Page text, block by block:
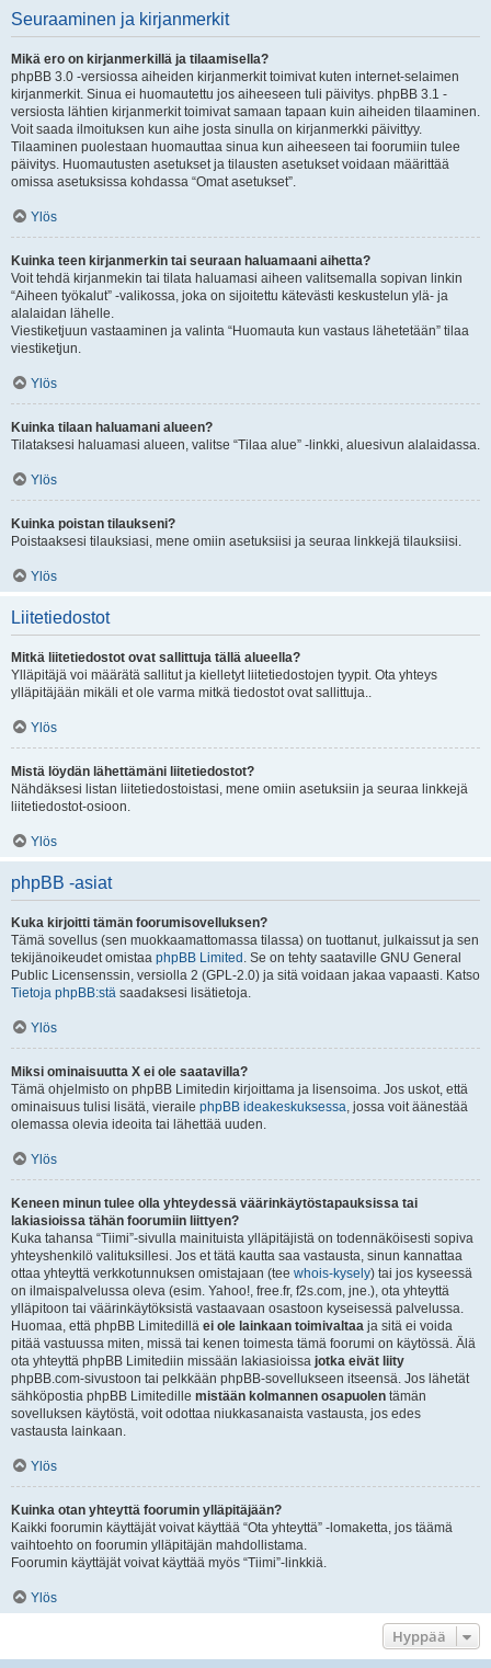
Seuraaminen ja kirjanmerkit
Mikä ero on kirjanmerkillä ja tilaamisella?
phpBB 3.0 -versiossa aiheiden kirjanmerkit toimivat kuten internet-selaimen
kirjanmerkit. Sinua ei huomautettu jos aiheeseen tuli päivitys. phpBB 3.1 -
versiosta lähtien kirjanmerkit toimivat samaan tapaan kuin aiheiden tilaaminen.
Voit saada ilmoituksen kun aihe josta sinulla on kirjanmerkki päivittyy.
Tilaaminen puolestaan huomauttaa sinua kun aiheeseen tai foorumiin tulee
päivitys. Huomautusten asetukset ja tilausten asetukset voidaan määrittää
omissa asetuksissa kohdassa “Omat asetukset”.
Ylös
Kuinka teen kirjanmerkin tai seuraan haluamaani aihetta?
Voit tehdä kirjanmekin tai tilata haluamasi aiheen valitsemalla sopivan linkin
“Aiheen työkalut” -valikossa, joka on sijoitettu kätevästi keskustelun ylä- ja
alalaidan lähelle.
Viestiketjuun vastaaminen ja valinta “Huomauta kun vastaus lähetetään” tilaa
viestiketjun.
Ylös
Kuinka tilaan haluamani alueen?
Tilataksesi haluamasi alueen, valitse “Tilaa alue” -linkki, aluesivun alalaidassa.
Ylös
Kuinka poistan tilaukseni?
Poistaaksesi tilauksiasi, mene omiin asetuksiisi ja seuraa linkkejä tilauksiisi.
Ylös
Liitetiedostot
Mitkä liitetiedostot ovat sallittuja tällä alueella?
Ylläpitäjä voi määrätä sallitut ja kielletyt liitetiedostojen tyypit. Ota yhteys
ylläpitäjään mikäli et ole varma mitkä tiedostot ovat sallittuja..
Ylös
Mistä löydän lähettämäni liitetiedostot?
Nähdäksesi listan liitetiedostoistasi, mene omiin asetuksiin ja seuraa linkkejä
liitetiedostot-osioon.
Ylös
phpBB -asiat
Kuka kirjoitti tämän foorumisovelluksen?
Tämä sovellus (sen muokkaamattomassa tilassa) on tuottanut, julkaissut ja sen
tekijänoikeudet omistaa phpBB Limited . Se on tehty saataville GNU General
Public Licensenssin, versiolla 2 (GPL-2.0) ja sitä voidaan jakaa vapaasti. Katso
Tietoja phpBB:stä saadaksesi lisätietoja.
Ylös
Miksi ominaisuutta X ei ole saatavilla?
Tämä ohjelmisto on phpBB Limitedin kirjoittama ja lisensoima. Jos uskot, että
ominaisuus tulisi lisätä, vieraile phpBB ideakeskuksessa, jossa voit äänestää
olemassa olevia ideoita tai lähettää uuden.
Ylös
Keneen minun tulee olla yhteydessä väärinkäytöstapauksissa tai
lakiasioissa tähän foorumiin liittyen?
Kuka tahansa “Tiimi”-sivulla mainituista ylläpitäjistä on todennäköisesti sopiva
yhteyshenkilö valituksillesi. Jos et tätä kautta saa vastausta, sinun kannattaa
ottaa yhteyttä verkkotunnuksen omistajaan (tee whois-kysely) tai jos kyseessä
on ilmaispalvelussa oleva (esim. Yahoo!, free.fr, f2s.com, jne.), ota yhteyttä
ylläpitoon tai väärinkäytöksistä vastaavaan osastoon kyseisessä palvelussa.
Huomaa, että phpBB Limitedillä ei ole lainkaan toimivaltaa ja sitä ei voida
pitää vastuussa miten, missä tai kenen toimesta tämä foorumi on käytössä. Älä
ota yhteyttä phpBB Limitediin missään lakiasioissa jotka eivät liity
phpBB.com-sivustoon tai pelkkään phpBB-sovellukseen itseensä. Jos lähetät
sähköpostia phpBB Limitedille mistään kolmannen osapuolen tämän
sovelluksen käytöstä, voit odottaa niukkasanaista vastausta, jos edes
vastausta lainkaan.
Ylös
Kuinka otan yhteyttä foorumin ylläpitäjään?
Kaikki foorumin käyttäjät voivat käyttää “Ota yhteyttä” -lomaketta, jos täämä
vaihtoehto on foorumin ylläpitäjän mahdollistama.
Foorumin käyttäjät voivat käyttää myös “Tiimi”-linkkiä.
Ylös
Hyppää